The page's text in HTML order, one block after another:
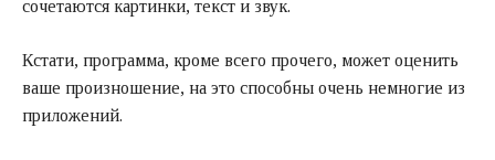
сочетаются картинки, текст и звук.
Кстати, программа, кроме всего прочего, может оценить
ваше произношение, на это способны очень немногие из
приложений.